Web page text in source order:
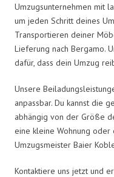
Umzugsunternehmen mit
um jeden Schritt deines
Transportieren deiner
Lieferung nach Bergamo.
dafür, dass dein Umzug
Unsere
anpassbar. Du kannst die
abhängig von der Größe
eine kleine Wohnung oder
Umzugsmeister Baier
Kontaktiere uns jetzt und